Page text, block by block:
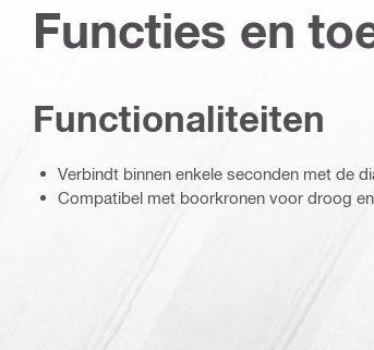
Functies en
Functionaliteiten
Verbindt binnen enkele seconden met de
Compatibel met boorkronen voor droog